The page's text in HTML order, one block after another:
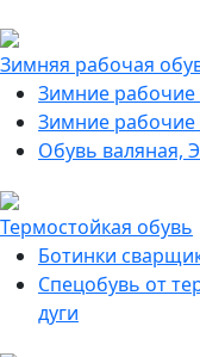
Зимняя рабочая
Зимние рабочие
Зимние рабочие
Обувь валяная,
Термостойкая обувь
Ботинки
Спецобувь от
дуги